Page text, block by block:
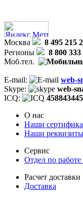
Москва
8 495 215
Регионы
8 800 333
Моб.тел.
E-mail:
web-
Skype:
web-
ICQ:
458843445
О нас
Наши
Наши реквизиты
Сервис
Отдел по
Расчет доставки
Доставка